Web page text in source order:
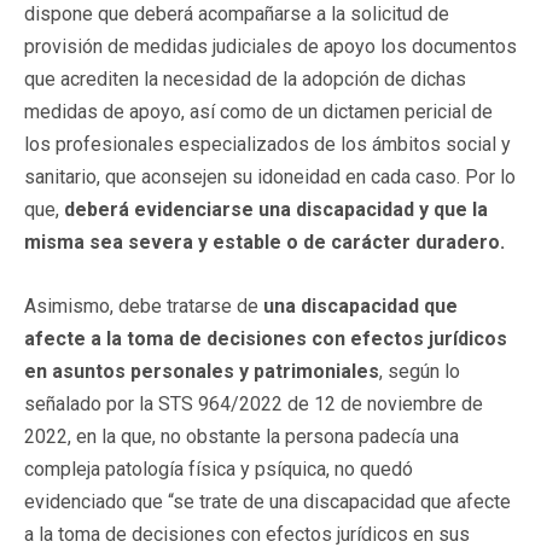
dispone que deberá acompañarse a la solicitud de
provisión de medidas judiciales de apoyo los documentos
que acrediten la necesidad de la adopción de dichas
medidas de apoyo, así como de un dictamen pericial de
los profesionales especializados de los ámbitos social y
sanitario, que aconsejen su idoneidad en cada caso. Por lo
que, deberá evidenciarse una discapacidad y que la
misma sea severa y estable o de carácter duradero.
Asimismo, debe tratarse de una discapacidad que
afecte a la toma de decisiones con efectos jurídicos
en asuntos personales y patrimoniales, según lo
señalado por la STS 964/2022 de 12 de noviembre de
2022, en la que, no obstante la persona padecía una
compleja patología física y psíquica, no quedó
evidenciado que “se trate de una discapacidad que afecte
a la toma de decisiones con efectos jurídicos en sus